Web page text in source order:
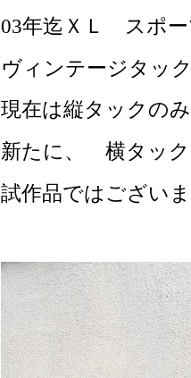
03年迄ＸＬ スポー
ヴィンテージタッ
現在は縦タックの
新たに、 横タッ
試作品ではござい